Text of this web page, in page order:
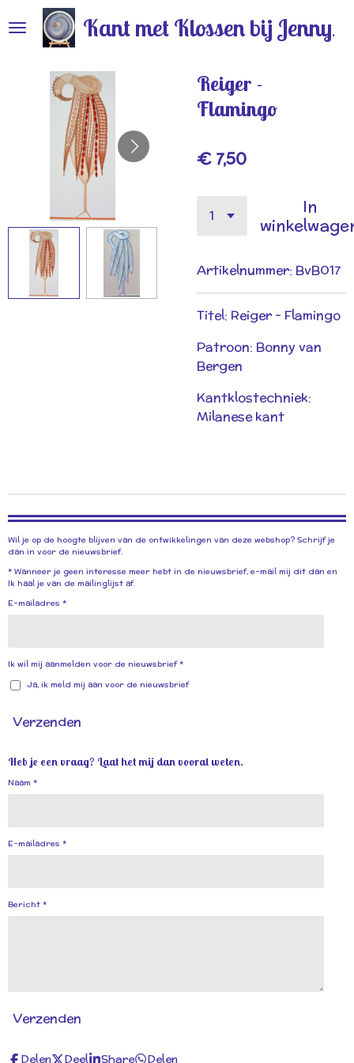
direct
hoofdinhoud
Kant met Klossen bij Jenny
Reiger -
Flamingo
€ 7,50
In
Artikelnummer: BvB017
Titel: Reiger - Flamingo
Patroon: Bonny van
Bergen
Kantklostechniek:
Milanese kant
Wil je op de hoogte blijven van de ontwikkelingen van deze webshop? Schrijf je
dan in voor de nieuwsbrief.
* Wanneer je geen interesse meer hebt in de nieuwsbrief, e-mail mij dit dan en
Ik haal je van de mailinglijst af.
E-mailadres *
Ik wil mij aanmelden voor de nieuwsbrief *
Ja, ik meld mij aan voor de nieuwsbrief
Verzenden
Heb je een vraag? Laat het mij dan vooral weten.
Naam *
E-mailadres *
Bericht *
Verzenden
Delen Deel Share Delen